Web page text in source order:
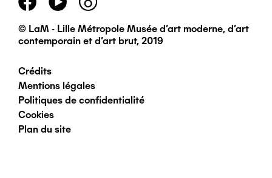
principal
© LaM - Lille Métropole Musée d'art moderne, d'art
contemporain et d'art brut, 2019
Pied
de
page
Crédits
Mentions légales
Politiques de confidentialité
Cookies
Plan du site